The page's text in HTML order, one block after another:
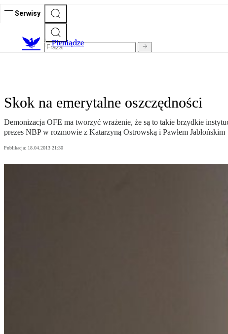
Serwisy
Pieniądze
Skok na emerytalne oszczędności
Demonizacja OFE ma tworzyć wrażenie, że są to takie brzydkie
prezes NBP w rozmowie z Katarzyną Ostrowską i Pawłem Jabłońskim
Publikacja: 18.04.2013 21:30